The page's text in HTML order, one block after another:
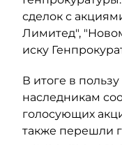
сделок с
Лимитед",
иску
В итоге в пользу
наследникам
голосующих
также перешли